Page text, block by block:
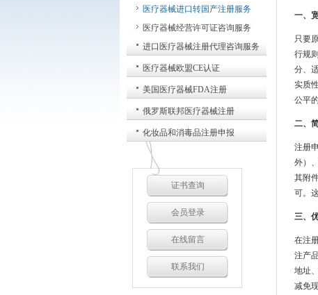
医疗器械进口转国产注册服务
医疗器械经营许可证咨询服务
进口医疗器械注册代理咨询服务
医疗器械欧盟CE认证
美国医疗器械FDA注册
俄罗斯联邦医疗器械注册
化妆品和消毒品注册申报
证书查询
会员登录
在线留言
联系我们
一、
只要
行规
分、
实质
公平
二、
注册
外）
其附
可。
三、
在注
注产
地址
减免